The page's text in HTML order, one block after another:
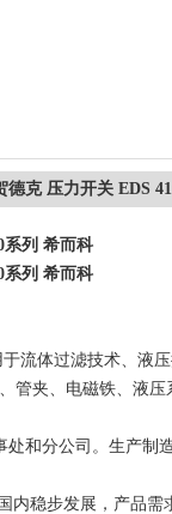
德克 压力开关 EDS
系列 希而科
系列 希而科
流体过滤技术、液
管夹、电磁铁、液压
处和分公司。生产
内稳步发展，产品